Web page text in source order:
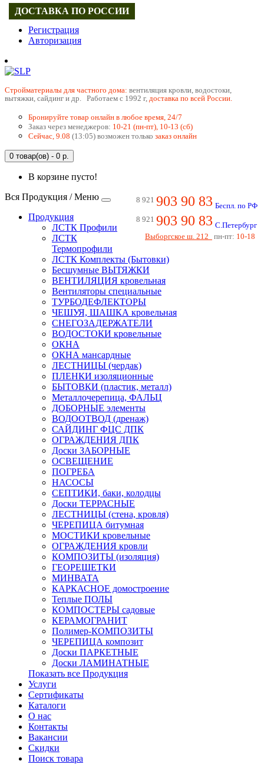
Регистрация
Авторизация
Cтройматериалы для частного дома: вентиляция кровли, водостоки,
вытяжки, сайдинг и др. Работаем с 1992 г, доставка по всей России.
Бронируйте товар онлайн в любое время, 24/7
Заказ через менеджеров: 10-21 (пн-пт), 10-13 (сб)
Сейчас, 9.08 (13:05) возможен только заказ онлайн
0 товар(ов) - 0 р.
В корзине пусто!
8 921 903 90 83 Беспл. по РФ
8 921 903 90 83 С.Петербург
Выборгское ш. 212
пн-пт: 10-18
Вся Продукция / Меню
Продукция
ЛСТК Профили
ЛСТК
Термопрофили
ЛСТК Комплекты (Бытовки)
Бесшумные ВЫТЯЖКИ
ВЕНТИЛЯЦИЯ кровельная
Вентиляторы специальные
ТУРБОДЕФЛЕКТОРЫ
ЧЕШУЯ, ШАШКА кровельная
СНЕГОЗАДЕРЖАТЕЛИ
ВОДОСТОКИ кровельные
ОКНА
ОКНА мансардные
ЛЕСТНИЦЫ (чердак)
ПЛЕНКИ изоляционные
БЫТОВКИ (пластик, металл)
Металлочерепица, ФАЛЬЦ
ДОБОРНЫЕ элементы
ВОДООТВОД (дренаж)
САЙДИНГ ФЦС ДПК
ОГРАЖДЕНИЯ ДПК
Доски ЗАБОРНЫЕ
ОСВЕЩЕНИЕ
ПОГРЕБА
НАСОСЫ
СЕПТИКИ, баки, колодцы
Доски ТЕРРАСНЫЕ
ЛЕСТНИЦЫ (стена, кровля)
ЧЕРЕПИЦА битумная
МОСТИКИ кровельные
ОГРАЖДЕНИЯ кровли
КОМПОЗИТЫ (изоляция)
ГЕОРЕШЕТКИ
МИНВАТА
КАРКАСНОЕ домостроение
Теплые ПОЛЫ
КОМПОСТЕРЫ садовые
КЕРАМОГРАНИТ
Полимер-КОМПОЗИТЫ
ЧЕРЕПИЦА композит
Доски ПАРКЕТНЫЕ
Доски ЛАМИНАТНЫЕ
Показать все Продукция
Услуги
Сертификаты
Каталоги
О нас
Контакты
Вакансии
Скидки
Поиск товара
ДОСТАВКА ПО РОССИИ